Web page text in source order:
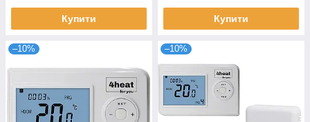
Купити Купити
–10% –10%